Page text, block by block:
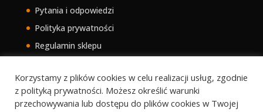
Pytania i odpowiedzi
Polityka prywatności
Regulamin sklepu
Korzystamy z plików cookies w celu realizacji usług, zgodnie
z polityką prywatności. Możesz określić warunki
przechowywania lub dostępu do plików cookies w Twojej